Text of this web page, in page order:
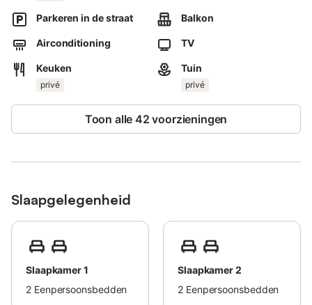
Deze villa heeft een wisseldag op vrijdag.
We zorgen voor een babybedje en een kinderstoel.
We zorgen voor extra bedden voor 2 (slaapbank).
Houd er rekening mee dat het zwembad is uitgerust met een
verwarmd zwembad in het laagseizoen.
week gerekend.
dus zorg ervoor dat je je favorieten meeneemt.
Jeugdgroepen zijn niet toegestaan.
Parkeren in de straat Balkon
Airconditioning TV
Keuken
privé
Tuin
privé
Toon alle 42 voorzieningen
Slaapgelegenheid
Slaapkamer 1
2 Eenpersoonsbedden
Slaapkamer 2
2 Eenpersoonsbedden